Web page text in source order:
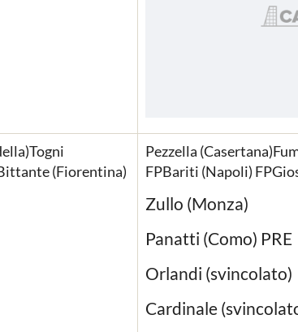
(Fiorentina)
Pezzella
FPBariti (Napoli)
Zullo (Monza)
Panatti (Como) PRE
Orlandi (svincolato)
Cardinale